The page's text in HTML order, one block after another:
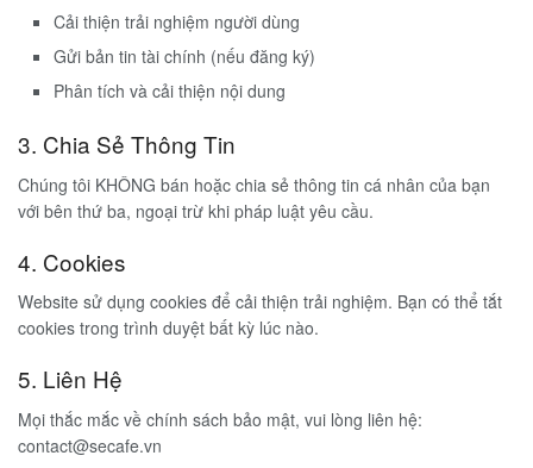
Cải thiện trải nghiệm người dùng
Gửi bản tin tài chính (nếu đăng ký)
Phân tích và cải thiện nội dung
3. Chia Sẻ Thông Tin
Chúng tôi KHÔNG bán hoặc chia sẻ thông tin cá nhân của bạn
với bên thứ ba, ngoại trừ khi pháp luật yêu cầu.
4. Cookies
Website sử dụng cookies để cải thiện trải nghiệm. Bạn có thể tắt
cookies trong trình duyệt bất kỳ lúc nào.
5. Liên Hệ
Mọi thắc mắc về chính sách bảo mật, vui lòng liên hệ:
contact@secafe.vn